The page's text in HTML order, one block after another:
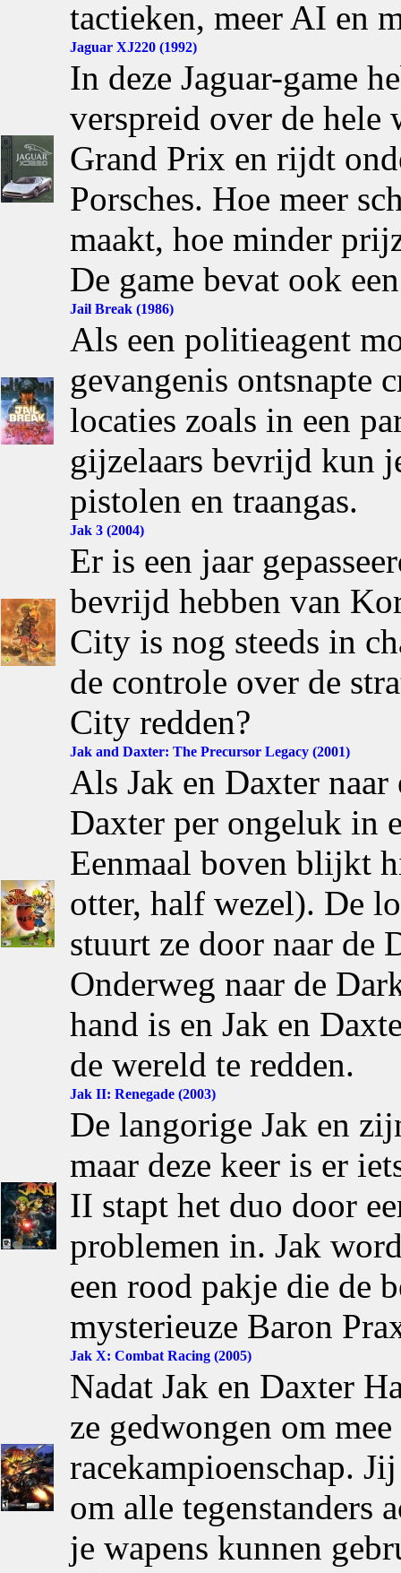
tactieken, meer AI en
Jaguar XJ220 (1992)
In deze Jaguar-game
verspreid over de hele
Grand Prix en rijdt
Porsches. Hoe meer
maakt, hoe minder
De game bevat ook
Jail Break (1986)
Als een politieagent
gevangenis ontsnapte
locaties zoals in een
gijzelaars bevrijd kun
pistolen en traangas.
Jak 3 (2004)
Er is een jaar
bevrijd hebben van
City is nog steeds in
de controle over de
City redden?
Jak and Daxter: The Precursor Legacy (2001)
Als Jak en Daxter
Daxter per ongeluk in
Eenmaal boven blijkt
otter, half wezel). De
stuurt ze door naar de
Onderweg naar de
hand is en Jak en
de wereld te redden.
Jak II: Renegade (2003)
De langorige Jak en
maar deze keer is er
II stapt het duo door
problemen in. Jak
een rood pakje die de
mysterieuze Baron
Jak X: Combat Racing (2005)
Nadat Jak en Daxter
ze gedwongen om
racekampioenschap.
om alle tegenstanders
je wapens kunnen